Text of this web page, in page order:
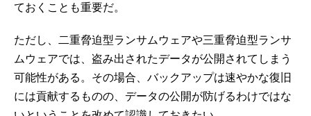
ておくことも重要だ。
ただし、二重脅迫型ランサムウェアや三重脅迫型ランサ
ムウェアでは、盗み出されたデータが公開されてしまう
可能性がある。その場合、バックアップは速やかな復旧
には貢献するものの、データの公開が防げるわけではな